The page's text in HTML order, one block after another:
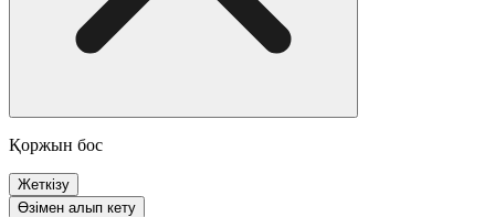
Қоржын бос
Жеткізу
Өзімен алып кету